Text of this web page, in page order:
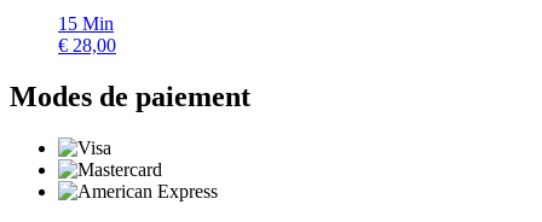
15 Min
€ 28,00
Modes de paiement